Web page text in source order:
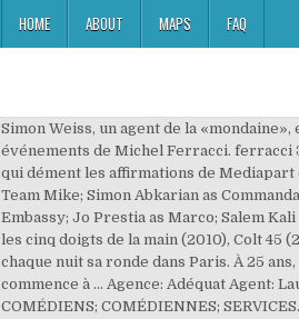
HOME ABOUT MAPS FAQ
Simon Weiss, un agent de la
événements de Michel Ferracci. ferracci
qui dément les affirmations de Mediapart
Team Mike; Simon Abkarian as
Embassy; Jo Prestia as Marco; Salem
les cinq doigts de la main (2010), Colt 45
chaque nuit sa ronde dans Paris. À 25
commence à … Agence: Adéquat Agent:
COMÉDIENS; COMÉDIENNES;